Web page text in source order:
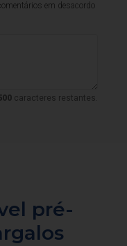
em desacordo
caracteres restantes.
pré-